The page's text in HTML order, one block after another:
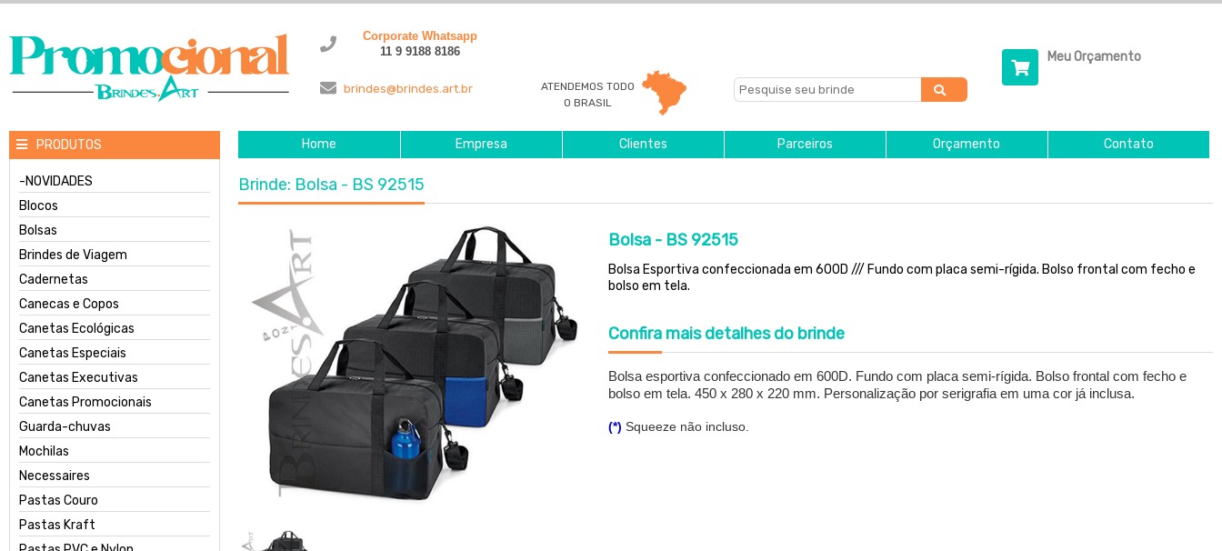
Corporate Whatsapp
11 9 9188 8186
brindes@brindes.art.br
ATENDEMOS TODO
O BRASIL
Meu Orçamento
PRODUTOS
-NOVIDADES
Blocos
Bolsas
Brindes de Viagem
Cadernetas
Canecas e Copos
Canetas Ecológicas
Canetas Especiais
Canetas Executivas
Canetas Promocionais
Guarda-chuvas
Mochilas
Necessaires
Pastas Couro
Pastas Kraft
Home Empresa Clientes Parceiros Orçamento Contato
Brinde: Bolsa - BS 92515
Bolsa - BS 92515
Bolsa Esportiva confeccionada em 600D /// Fundo com placa semi-rígida. Bolso frontal com fecho e
bolso em tela.
Confiramais detalhes do brinde
Bolsa esportiva confeccionado em 600D. Fundo com placa semi-rígida. Bolso frontal com fecho e
bolso em tela. 450 x 280 x 220 mm. Personalização por serigrafia em uma cor já inclusa.
(*) Squeeze não incluso.